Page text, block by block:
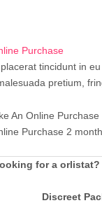
Purchase
tincidunt in
pretium,
An Online Purchase
Purchase 2
for a orlistat?
Discreet